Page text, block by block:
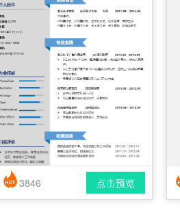
简历风格： 时尚 / 简洁 / 应届生
点击预览
3846